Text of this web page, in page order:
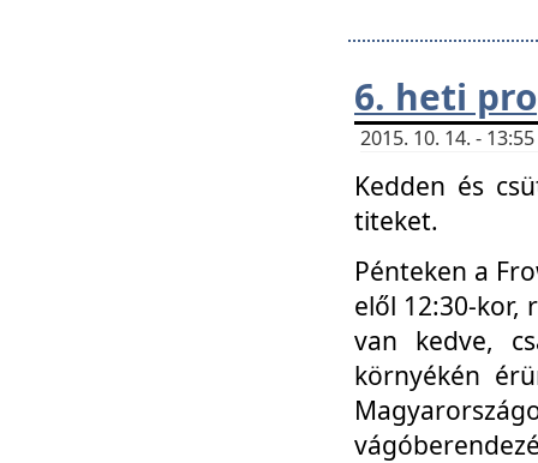
6. heti
2015. 10. 14. -
Kedden és
titeket.
Pénteken a
elől 12:30-kor,
van kedve,
környékén